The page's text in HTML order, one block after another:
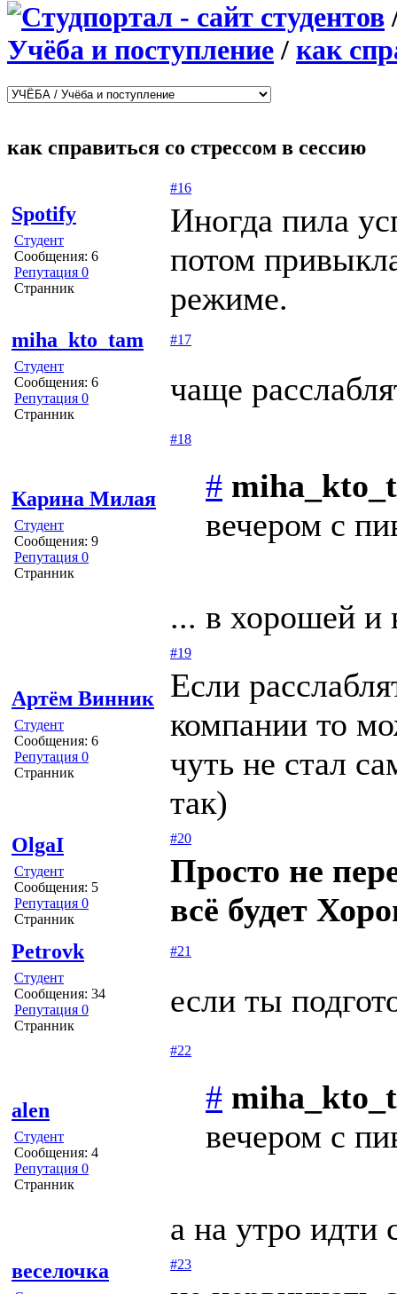
Учёба и поступление/ как
как справиться со стрессом в сессию
Spotify
Студент
Сообщения: 6
Репутация 0
Странник
#16
Иногда пила
потом
режиме.
miha_kto_tam
Студент
Сообщения: 6
Репутация 0
Странник
#17
чаще
Карина Милая
Студент
Сообщения: 9
Репутация 0
Странник
#18
#
вечером с
... в хорошей и
Артём Винник
Студент
Сообщения: 6
Репутация 0
Странник
#19
Если
компании то
чуть не стал
так)
OlgaI
Студент
Сообщения: 5
Репутация 0
Странник
#20
Просто не
всё будет
Petrovk
Студент
Сообщения: 34
Репутация 0
Странник
#21
если ты
alen
Студент
Сообщения: 4
Репутация 0
Странник
#22
#
вечером с
а на утро идти
веселочка #23